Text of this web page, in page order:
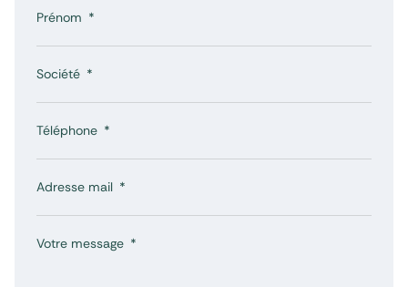
Prénom
Société
Téléphone
Adresse mail
Votre message